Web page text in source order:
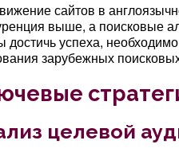
сайтов в
выше, а поисковые
достичь успеха,
зарубежных
целевой